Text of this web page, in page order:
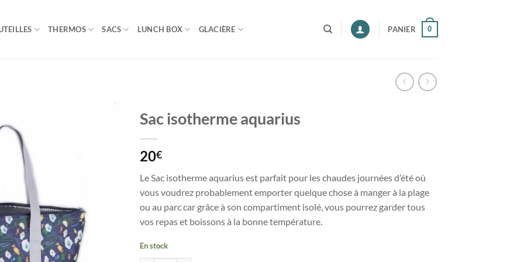
THERMOS SACS LUNCH BOX GLACIÈRE PANIER 0
Sac isotherme aquarius
20€
Le Sac isotherme aquarius est parfait pour les chaudes journées d’été où
vous voudrez probablement emporter quelque chose à manger à la plage
ou au parc car grâce à son compartiment isolé, vous pourrez garder tous
vos repas et boissons à la bonne température.
En stock